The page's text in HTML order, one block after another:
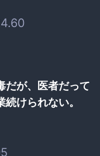
だが、医者だって
けられない。